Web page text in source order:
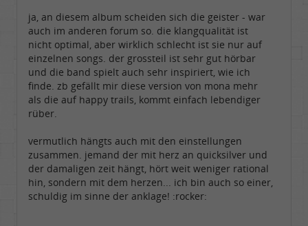
ja, an diesem album scheiden sich die geister - war
auch im anderen forum so. die klangqualität ist
nicht optimal, aber wirklich schlecht ist sie nur auf
einzelnen songs. der grossteil ist sehr gut hörbar
und die band spielt auch sehr inspiriert, wie ich
finde. zb gefällt mir diese version von mona mehr
als die auf happy trails, kommt einfach lebendiger
rüber.
vermutlich hängts auch mit den einstellungen
zusammen. jemand der mit herz an quicksilver und
der damaligen zeit hängt, hört weit weniger rational
hin, sondern mit dem herzen... ich bin auch so einer,
schuldig im sinne der anklage! :rocker: